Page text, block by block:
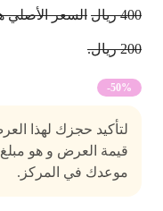
ريال السعر الأصلي هو: 400 ريال.
-50%
لتأكيد حجزك لهذا العرض
قيمة العرض و هو مبلغ45
موعدك في المركز.